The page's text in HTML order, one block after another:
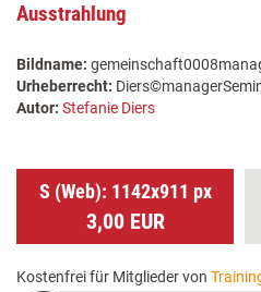
Ausstrahlung
Bildname:
Urheberrecht:
Autor: Stefanie Diers
S (Web): 1142x911 px
3,00 EUR
Kostenfrei für Mitglieder von